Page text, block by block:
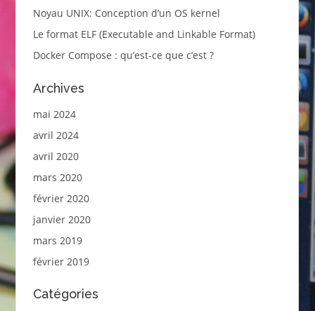
Noyau UNIX: Conception d’un OS kernel
Le format ELF (Executable and Linkable Format)
Docker Compose : qu’est-ce que c’est ?
Archives
mai 2024
avril 2024
avril 2020
mars 2020
février 2020
janvier 2020
mars 2019
février 2019
Catégories